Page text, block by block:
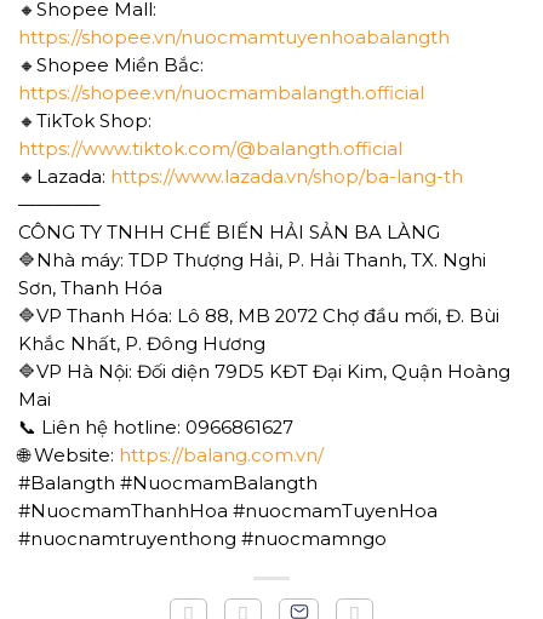
🔸Shopee Mall:
https://shopee.vn/nuocmamtuyenhoabalangth
🔸Shopee Miền Bắc:
https://shopee.vn/nuocmambalangth.official
🔸TikTok Shop:
https://www.tiktok.com/@balangth.official
🔸Lazada: https://www.lazada.vn/shop/ba-lang-th
————–
CÔNG TY TNHH CHẾ BIẾN HẢI SẢN BA LÀNG
🔷Nhà máy: TDP Thượng Hải, P. Hải Thanh, TX. Nghi
Sơn, Thanh Hóa
🔷VP Thanh Hóa: Lô 88, MB 2072 Chợ đầu mối, Đ. Bùi
Khắc Nhất, P. Đông Hương
🔷VP Hà Nội: Đối diện 79D5 KĐT Đại Kim, Quận Hoàng
Mai
📞 Liên hệ hotline: 0966861627
🌐 Website: https://balang.com.vn/
#Balangth #NuocmamBalangth
#NuocmamThanhHoa #nuocmamTuyenHoa
#nuocnamtruyenthong #nuocmamngo